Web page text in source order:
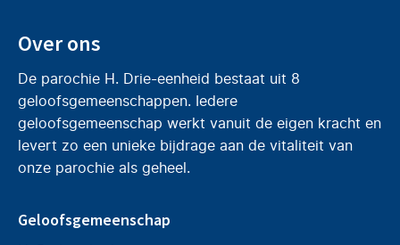
Over ons
De parochie H. Drie-eenheid bestaat uit 8
geloofsgemeenschappen. Iedere
geloofsgemeenschap werkt vanuit de eigen kracht en
levert zo een unieke bijdrage aan de vitaliteit van
onze parochie als geheel.
Geloofsgemeenschap